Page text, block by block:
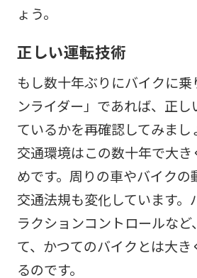
ょう。
正しい運転技術
もし数十年ぶりにバイクに
ンライダー」であれば、正し
ているかを再確認してみまし
交通環境はこの数十年で大
めです。周りの車やバイクの
交通法規も変化しています。
ラクションコントロールなど
て、かつてのバイクとは大き
るのです。